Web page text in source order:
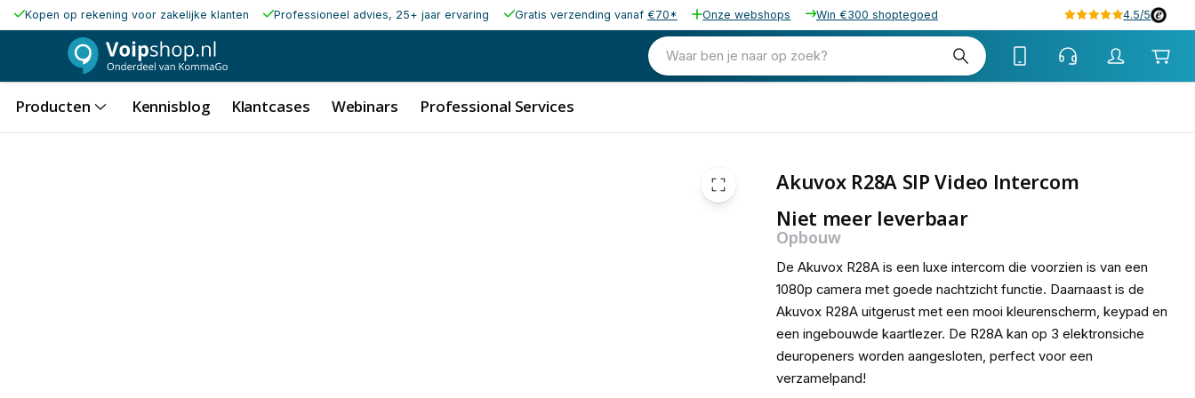
Kopen op rekening voor zakelijke klanten Professioneel advies, 25+ jaar ervaring Gratis verzending vanaf €70* Onze webshops Win €300 shoptegoed 4.5/5
Waar ben je naar op zoek?
Producten Kennisblog Klantcases Webinars Professional Services
Akuvox R28A SIP Video Intercom
Niet meer leverbaar
Opbouw
De Akuvox R28A is een luxe intercom die voorzien is van een
1080p camera met goede nachtzicht functie. Daarnaast is de
Akuvox R28A uitgerust met een mooi kleurenscherm, keypad en
een ingebouwde kaartlezer. De R28A kan op 3 elektronsiche
deuropeners worden aangesloten, perfect voor een
verzamelpand!